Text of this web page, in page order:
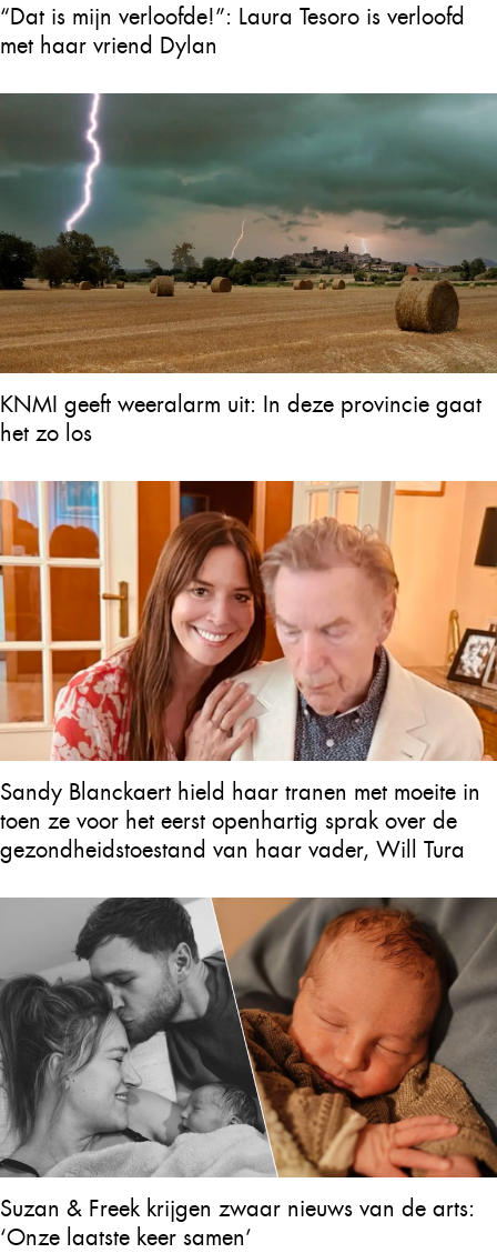
“Dat is mijn verloofde!”: Laura Tesoro is verloofd
met haar vriend Dylan
KNMI geeft weeralarm uit: In deze provincie gaat
het zo los
Sandy Blanckaert hield haar tranen met moeite in
toen ze voor het eerst openhartig sprak over de
gezondheidstoestand van haar vader, Will Tura
Suzan & Freek krijgen zwaar nieuws van de arts:
‘Onze laatste keer samen’